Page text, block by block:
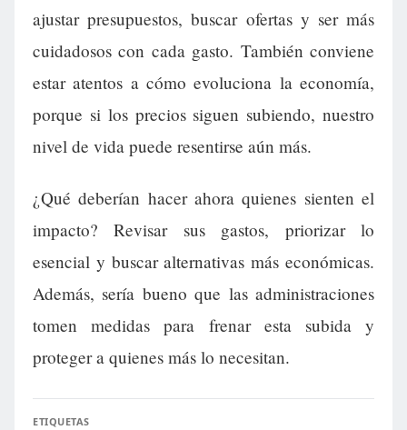
ajustar presupuestos, buscar ofertas y ser más
cuidadosos con cada gasto. También conviene
estar atentos a cómo evoluciona la economía,
porque si los precios siguen subiendo, nuestro
nivel de vida puede resentirse aún más.
¿Qué deberían hacer ahora quienes sienten el
impacto? Revisar sus gastos, priorizar lo
esencial y buscar alternativas más económicas.
Además, sería bueno que las administraciones
tomen medidas para frenar esta subida y
proteger a quienes más lo necesitan.
ETIQUETAS